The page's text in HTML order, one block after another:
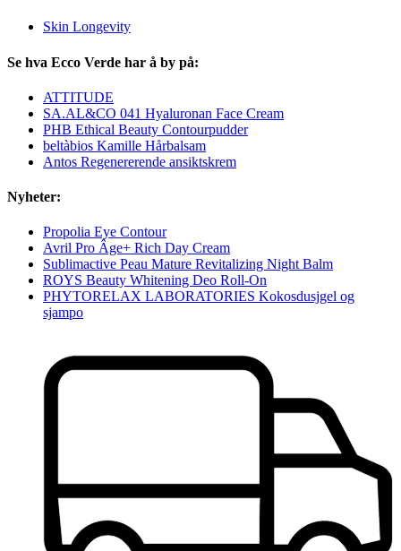
Skin Longevity
Se hva Ecco Verde har å by på:
ATTITUDE
SA.AL&CO 041 Hyaluronan Face Cream
PHB Ethical Beauty Contourpudder
beltàbios Kamille Hårbalsam
Antos Regenererende ansiktskrem
Nyheter:
Propolia Eye Contour
Avril Pro Âge+ Rich Day Cream
Sublimactive Peau Mature Revitalizing Night Balm
ROYS Beauty Whitening Deo Roll-On
PHYTORELAX LABORATORIES Kokosdusjgel og
sjampo